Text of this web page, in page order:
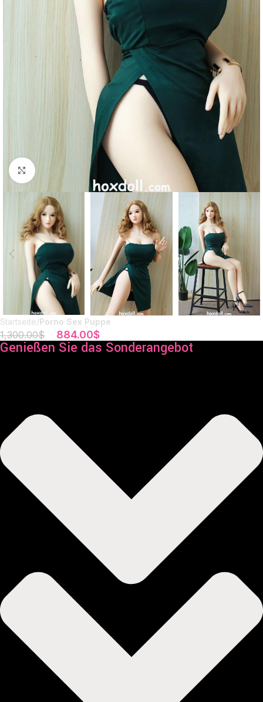
klicken um zu vergrößern
Startseite Porno Sex Puppe
1,300.00$ 884.00$
Genießen Sie das Sonderangebot